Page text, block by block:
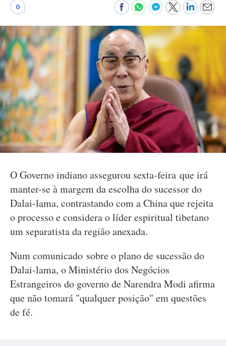
0
O Governo indiano assegurou sexta-feira que irá
manter-se à margem da escolha do sucessor do
Dalai-lama, contrastando com a China que rejeita
o processo e considera o líder espiritual tibetano
um separatista da região anexada.
Num comunicado sobre o plano de sucessão do
Dalai-lama, o Ministério dos Negócios
Estrangeiros do governo de Narendra Modi afirma
que não tomará "qualquer posição" em questões
de fé.